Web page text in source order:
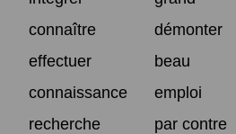
connaître
démonter
effectuer
beau
connaissance
emploi
recherche
par contre